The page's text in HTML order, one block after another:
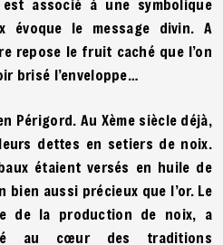
associé à une symbolique
évoque le message divin. A
repose le fruit caché que l’on
brisé l’enveloppe…
Périgord. Au Xème siècle déjà,
dettes en setiers de noix.
étaient versés en huile de
bien aussi précieux que l’or. Le
de la production de noix, a
au cœur des traditions